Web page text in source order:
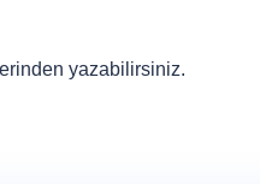
yazabilirsiniz.